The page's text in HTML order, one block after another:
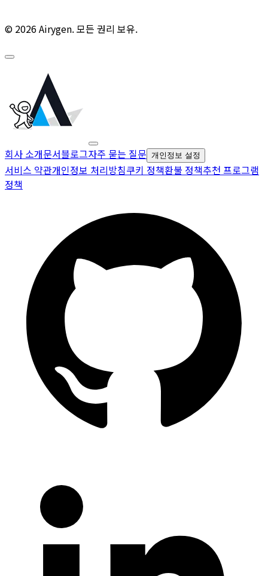
© 2026 Airygen. 모든 권리 보유.
회사 소개문서블로그자주 묻는 질문 개인정보 설정
서비스 약관개인정보 처리방침쿠키 정책환불 정책추천 프로그램
정책